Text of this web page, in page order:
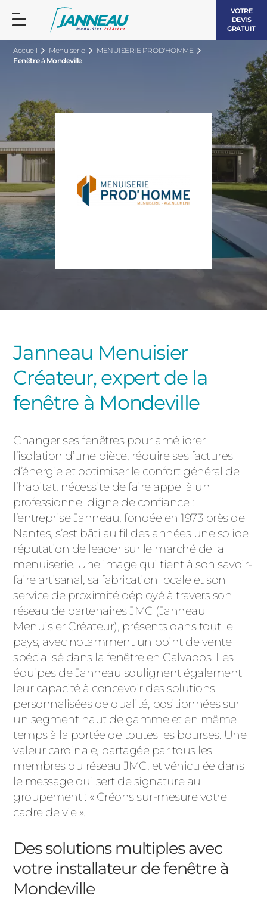
VOTRE
DEVIS
GRATUIT
Accueil Menuiserie
MENUISERIE PROD'HOMME
Fenêtre à Mondeville
Janneau Menuisier
Créateur, expert de la
fenêtre à Mondeville
Changer ses fenêtres pour améliorer
l’isolation d’une pièce, réduire ses factures
d’énergie et optimiser le confort général de
l’habitat, nécessite de faire appel à un
professionnel digne de confiance :
l’entreprise Janneau, fondée en 1973 près de
Nantes, s’est bâti au fil des années une solide
réputation de leader sur le marché de la
menuiserie. Une image qui tient à son savoir-
faire artisanal, sa fabrication locale et son
service de proximité déployé à travers son
réseau de partenaires JMC (Janneau
Menuisier Créateur), présents dans tout le
pays, avec notamment un point de vente
spécialisé dans la fenêtre en Calvados. Les
équipes de Janneau soulignent également
leur capacité à concevoir des solutions
personnalisées de qualité, positionnées sur
un segment haut de gamme et en même
temps à la portée de toutes les bourses. Une
valeur cardinale, partagée par tous les
membres du réseau JMC, et véhiculée dans
le message qui sert de signature au
groupement : « Créons sur-mesure votre
cadre de vie ».
Des solutions multiples avec
votre installateur de fenêtre à
Mondeville
FENÊTRES ET PORTES-FENÊTRES
BOIS
ALUMINIUM
ACIER
BAIES VITRÉES
PORTES D’ENTRÉELES INTEMPORELLES
VOLETS ROULANTS
PERGOLAS
CARPORTS